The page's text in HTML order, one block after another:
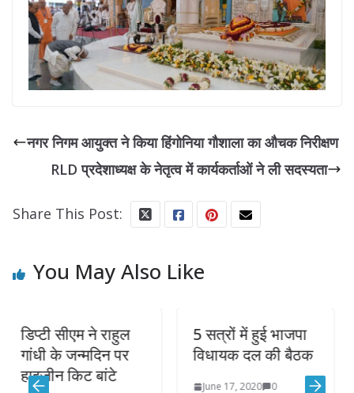
नगर निगम आयुक्त ने किया हिंगोनिया गौशाला का औचक निरीक्षण
RLD प्रदेशाध्यक्ष के नेतृत्व में कार्यकर्ताओं ने ली सदस्यता
Share This Post:
You May Also Like
ने राहुल
जन्मदिन पर
किट बांटे
5 सत्रों में हुई भाजपा
विधायक दल की बैठक
June 17, 2020 0
परीक्षा
April 19,